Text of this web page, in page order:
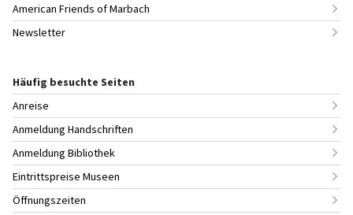
American Friends of Marbach
Newsletter
Häufig besuchte Seiten
Anreise
Anmeldung Handschriften
Anmeldung Bibliothek
Eintrittspreise Museen
Öffnungszeiten